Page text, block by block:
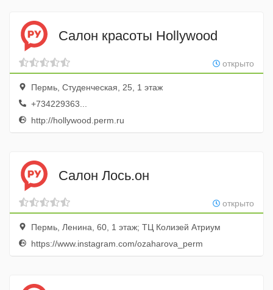
Салон красоты Hollywood
открыто
Пермь, Студенческая, 25, 1 этаж
+734229363...
http://hollywood.perm.ru
Салон Лось.он
открыто
Пермь, Ленина, 60, 1 этаж; ТЦ Колизей Атриум
https://www.instagram.com/ozaharova_perm